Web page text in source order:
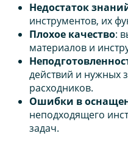
Недостаток
инструментов, их
Плохое качество:
материалов и
действий и нужных
расходников.
Ошибки в
неподходящего
задач.